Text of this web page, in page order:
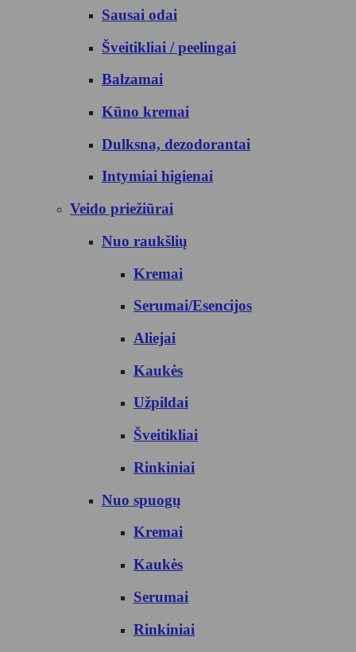
Sausai odai
Šveitikliai / peelingai
Balzamai
Kūno kremai
Dulksna, dezodorantai
Intymiai higienai
Veido priežiūrai
Nuo raukšlių
Kremai
Serumai/Esencijos
Aliejai
Kaukės
Užpildai
Šveitikliai
Rinkiniai
Nuo spuogų
Kremai
Kaukės
Serumai
Rinkiniai